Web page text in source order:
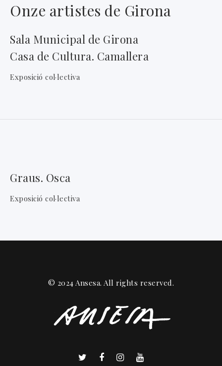
Onze artistes de Girona
Sala Municipal de Girona
Casa de Cultura. Camallera
Exposició col·lectiva
Graus. Osca
Exposició col·lectiva
© 2024 Ansesa. All rights reserved.